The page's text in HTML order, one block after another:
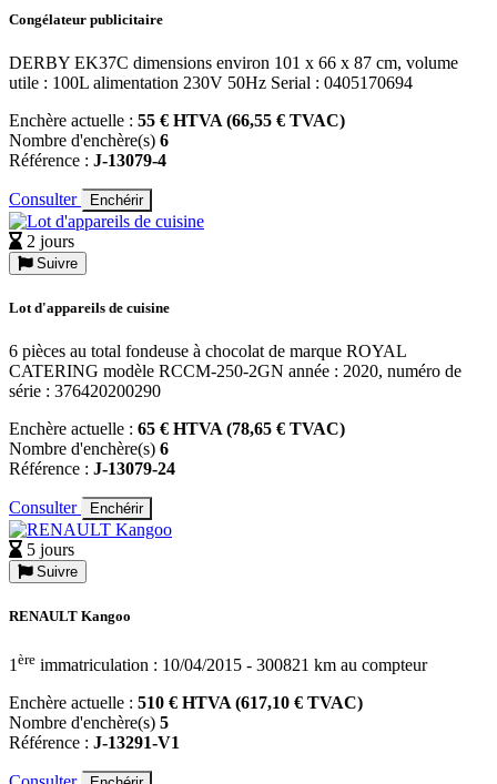
Congélateur publicitaire
DERBY EK37C dimensions environ 101 x 66 x 87 cm, volume
utile : 100L alimentation 230V 50Hz Serial : 0405170694
Enchère actuelle : 55 € HTVA (66,55 € TVAC)
Nombre d'enchère(s) 6
Référence : J-13079-4
Consulter Enchérir
2 jours
Suivre
Lot d'appareils de cuisine
6 pièces au total fondeuse à chocolat de marque ROYAL
CATERING modèle RCCM-250-2GN année : 2020, numéro de
série : 376420200290
Enchère actuelle : 65 € HTVA (78,65 € TVAC)
Nombre d'enchère(s) 6
Référence : J-13079-24
Consulter Enchérir
5 jours
Suivre
RENAULT Kangoo
1 ère immatriculation : 10/04/2015 - 300821 km au compteur
Enchère actuelle : 510 € HTVA (617,10 € TVAC)
Nombre d'enchère(s) 5
Référence : J-13291-V1